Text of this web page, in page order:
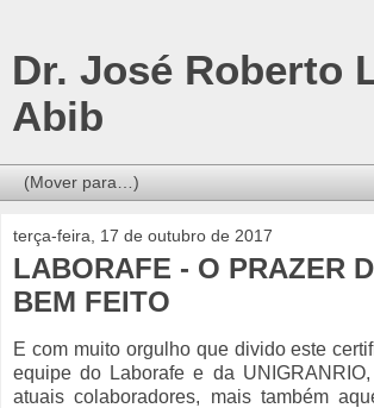
Dr. José Roberto
Abib
terça-feira, 17 de outubro de 2017
LABORAFE - O PRAZER
BEM FEITO
E com muito orgulho que divido este
equipe do Laborafe e da
atuais colaboradores, mais também